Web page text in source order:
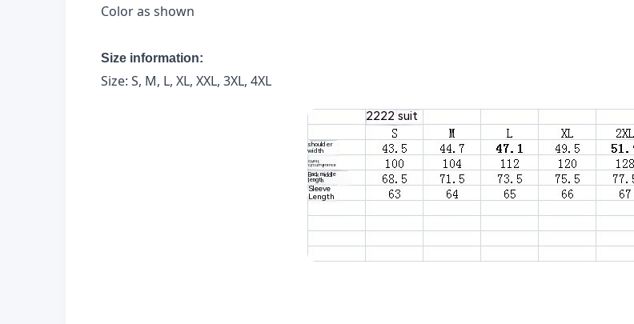
Color as shown
Size information:
Size: S, M, L, XL, XXL, 3XL, 4XL